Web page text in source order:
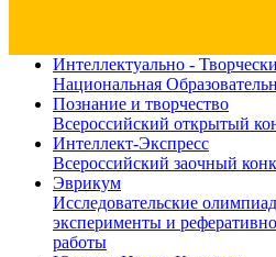
Интеллектуально -
Национальная
Познание и творчество
Всероссийский открытый
Интеллект-Экспресс
Всероссийский заочный
Эврикум
Исследовательские
эксперименты и
работы